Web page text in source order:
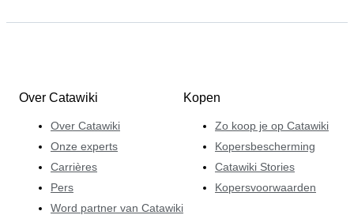
Over Catawiki
Over Catawiki
Onze experts
Carrières
Pers
Word partner van Catawiki
Kopen
Zo koop je op Catawiki
Kopersbescherming
Catawiki Stories
Kopersvoorwaarden